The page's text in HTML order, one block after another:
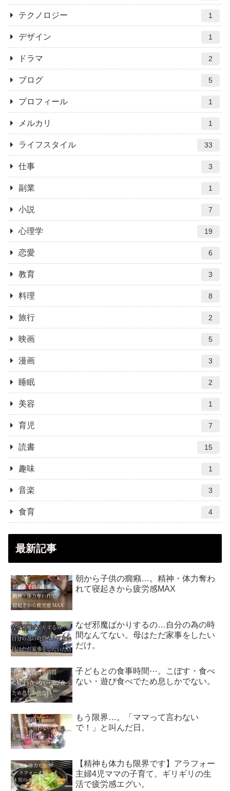
テクノロジー 1
デザイン 1
ドラマ 2
ブログ 5
プロフィール 1
メルカリ 1
ライフスタイル 33
仕事 3
副業 1
小説 7
心理学 19
恋愛 6
教育 3
料理 8
旅行 2
映画 5
漫画 3
睡眠 2
美容 1
育児 7
読書 15
趣味 1
音楽 3
食育 4
最新記事
朝から子供の癇癪…。精神・体力奪わ
れて寝起きから疲労感MAX
なぜ邪魔ばかりするの…自分の為の時
間なんてない。母はただ家事をしたい
だけ。
子どもとの食事時間⋯。こぼす・食べ
ない・遊び食べでため息しかでない。
もう限界…。「ママって言わない
で！」と叫んだ日。
【精神も体力も限界です】アラフォー
主婦4児ママの子育て。ギリギリの生
活で疲労感エグい。